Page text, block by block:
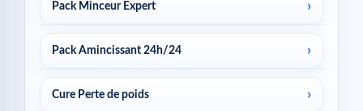
Pack Minceur Expert
Pack Amincissant 24h/24
Cure Perte de poids